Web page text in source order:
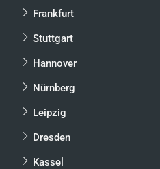
Frankfurt
Stuttgart
Hannover
Nürnberg
Leipzig
Dresden
Kassel